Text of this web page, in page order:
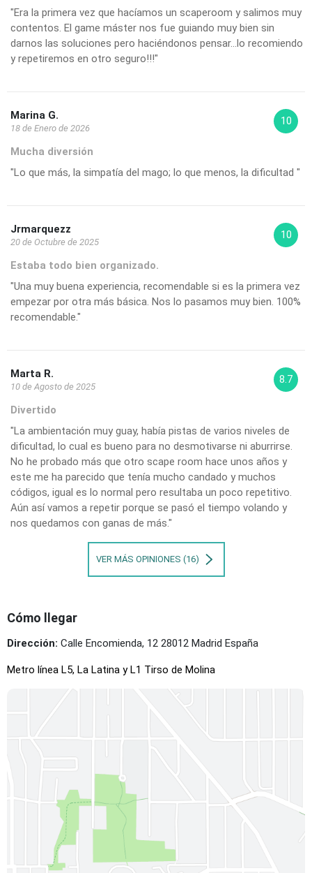
"Era la primera vez que hacíamos un scaperoom y salimos muy
contentos. El game máster nos fue guiando muy bien sin
darnos las soluciones pero haciéndonos pensar...lo recomiendo
y repetiremos en otro seguro!!!"
Marina G.
18 de Enero de 2026
10
Mucha diversión
"Lo que más, la simpatía del mago; lo que menos, la dificultad "
Jrmarquezz
20 de Octubre de 2025
10
Estaba todo bien organizado.
"Una muy buena experiencia, recomendable si es la primera vez
empezar por otra más básica. Nos lo pasamos muy bien. 100%
recomendable."
Marta R.
10 de Agosto de 2025
8.7
Divertido
"La ambientación muy guay, había pistas de varios niveles de
dificultad, lo cual es bueno para no desmotivarse ni aburrirse.
No he probado más que otro scape room hace unos años y
este me ha parecido que tenía mucho candado y muchos
códigos, igual es lo normal pero resultaba un poco repetitivo.
Aún así vamos a repetir porque se pasó el tiempo volando y
nos quedamos con ganas de más."
VER MÁS OPINIONES (16)
Cómo llegar
Dirección: Calle Encomienda, 12 28012 Madrid España
Metro línea L5, La Latina y L1 Tirso de Molina